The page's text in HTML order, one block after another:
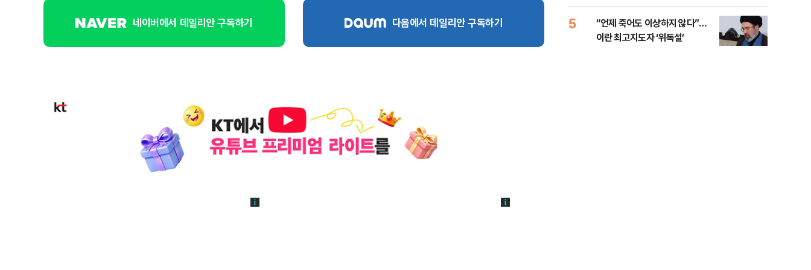
네이버에서 데일리안 구독하기 다음에서 데일리안 구독하기 5
“언제 죽어도 이상하지 않다”…
이란 최고지도자 ‘위독설’